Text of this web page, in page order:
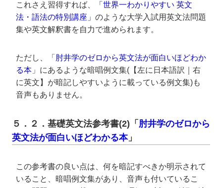
これさえ習得すれば、 「 世界一わかりやすい 英文
法・語法の特別講座 」 のような大学入試用英文法問題
集や英文解釈書を自力で進められます。
ただし、「 肘井学のゼロから英文法が面白いほどわか
る本 」にあるような暗唱例文集(【左に日本語訳｜右
に英文】が暗記しやすいように載っている例文集)も
音声もありません。
５．２．基礎英文法参考書(2)「 肘井学のゼロから
英文法が面白いほどわかる本」
この参考書の良い点は、何を暗記すべきか明示されて
いること、暗唱例文集があり、音声も付いているこ